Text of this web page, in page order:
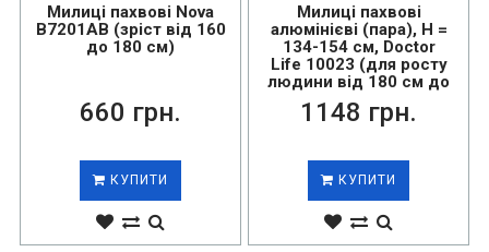
Милиці пахвові Nova
B7201AB (зріст від 160
до 180 см)
660 грн.
КУПИТИ
Милиці пахвові
алюмінієві (пара), H =
134-154 см, Doctor
Life 10023 (для росту
людини від 180 см до
200 см)...
1148 грн.
КУПИТИ